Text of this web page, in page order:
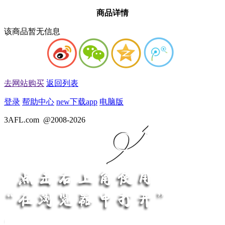
商品详情
该商品暂无信息
去网站购买 返回列表
登录 帮助中心 new下载app 电脑版
3AFL.com @2008-2026